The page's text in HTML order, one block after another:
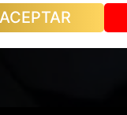
ACEPTAR